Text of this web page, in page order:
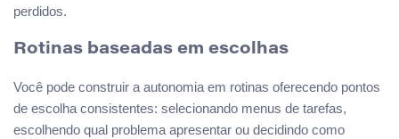
perdidos.
Rotinas baseadas em escolhas
Você pode construir a autonomia em rotinas oferecendo pontos
de escolha consistentes: selecionando menus de tarefas,
escolhendo qual problema apresentar ou decidindo como